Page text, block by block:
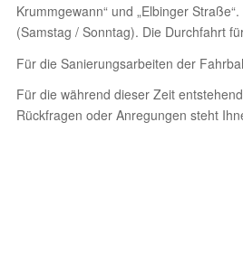
Krummgewann“ und „Elbinger
(Samstag / Sonntag). Die Durchfahrt
Für die Sanierungsarbeiten der
Für die während dieser Zeit
Rückfragen oder Anregungen steht